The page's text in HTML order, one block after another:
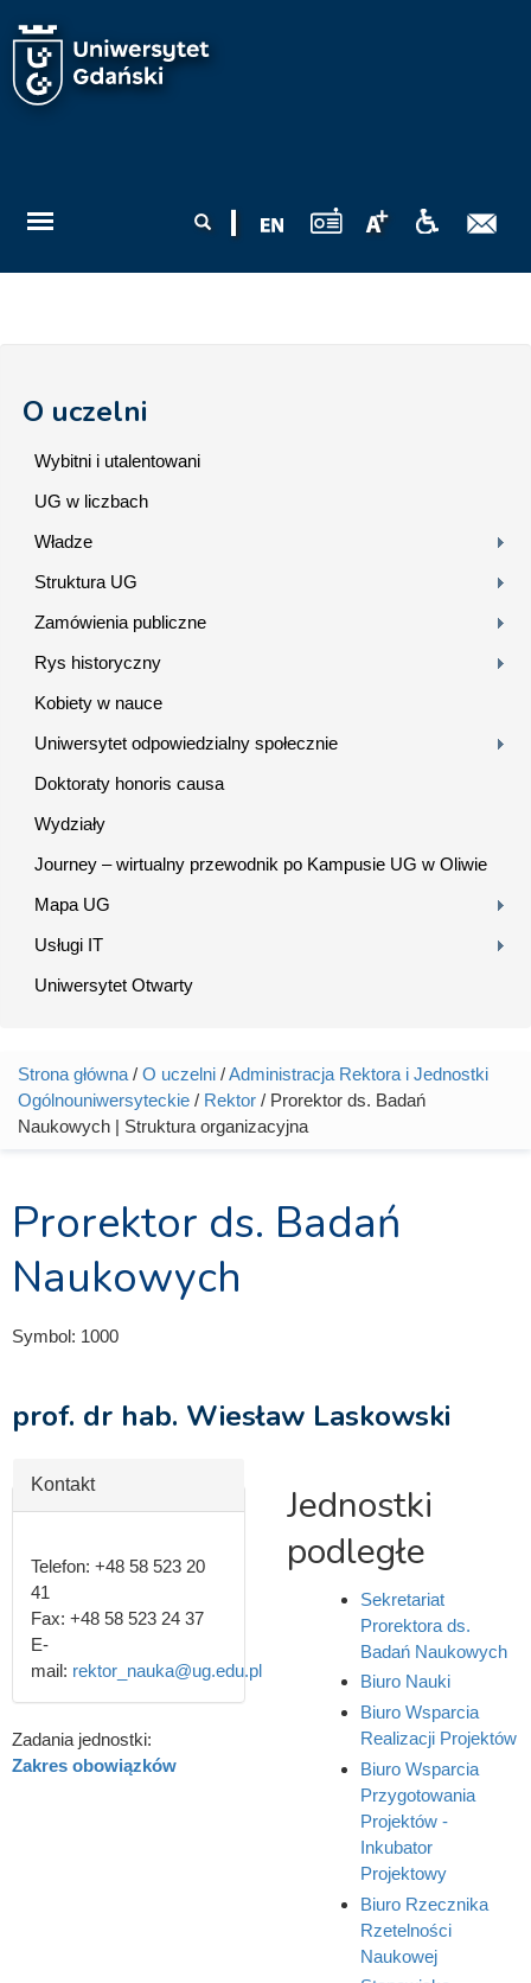
wyszukiwania
O uczelni
Wybitni i utalentowani
UG w liczbach
Władze
Struktura UG
Zamówienia publiczne
Rys historyczny
Kobiety w nauce
Uniwersytet odpowiedzialny społecznie
Doktoraty honoris causa
Wydziały
Journey – wirtualny przewodnik po Kampusie UG w Oliwie
Mapa UG
Usługi IT
Uniwersytet Otwarty
Jesteś tutaj
Strona główna / O uczelni /Administracja Rektora i Jednostki
Ogólnouniwersyteckie / Rektor / Prorektor ds. Badań
Naukowych | Struktura organizacyjna
Prorektor ds. Badań
Naukowych
Symbol: 1000
prof. dr hab. Wiesław Laskowski
Ukryj
Kontakt
Telefon: +48 58 523 20
41
Fax: +48 58 523 24 37
E-
mail: rektor_nauka@ug.edu.pl
Zadania jednostki:
Zakres obowiązków
Jednostki
podległe
Sekretariat
Prorektora ds.
Badań Naukowych
Biuro Nauki
Biuro Wsparcia
Realizacji Projektów
Biuro Wsparcia
Przygotowania
Projektów -
Inkubator
Projektowy
Biuro Rzecznika
Rzetelności
Naukowej